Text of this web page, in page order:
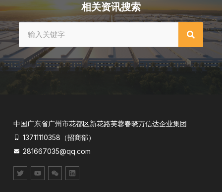
相关资讯搜索
中国广东省广州市花都区新花路芙蓉春晓万信达企业集团
13711110358（招商部）
281667035@qq.com